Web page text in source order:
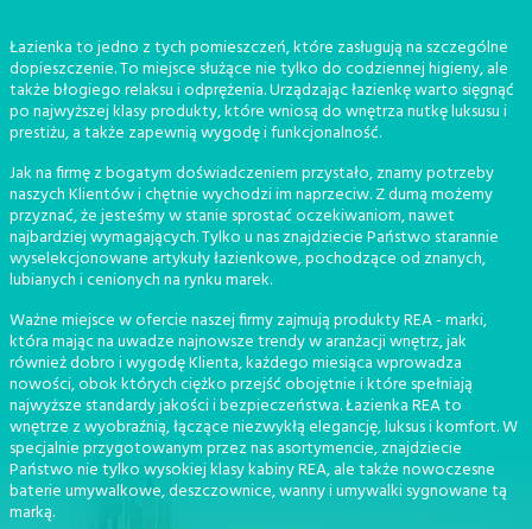
Łazienka to jedno z tych pomieszczeń, które zasługują na szczególne
dopieszczenie. To miejsce służące nie tylko do codziennej higieny, ale
także błogiego relaksu i odprężenia. Urządzając łazienkę warto sięgnąć
po najwyższej klasy produkty, które wniosą do wnętrza nutkę luksusu i
prestiżu, a także zapewnią wygodę i funkcjonalność.
Jak na firmę z bogatym doświadczeniem przystało, znamy potrzeby
naszych Klientów i chętnie wychodzi im naprzeciw. Z dumą możemy
przyznać, że jesteśmy w stanie sprostać oczekiwaniom, nawet
najbardziej wymagających. Tylko u nas znajdziecie Państwo starannie
wyselekcjonowane artykuły łazienkowe, pochodzące od znanych,
lubianych i cenionych na rynku marek.
Ważne miejsce w ofercie naszej firmy zajmują produkty REA - marki,
która mając na uwadze najnowsze trendy w aranżacji wnętrz, jak
również dobro i wygodę Klienta, każdego miesiąca wprowadza
nowości, obok których ciężko przejść obojętnie i które spełniają
najwyższe standardy jakości i bezpieczeństwa. Łazienka REA to
wnętrze z wyobraźnią, łączące niezwykłą elegancję, luksus i komfort. W
specjalnie przygotowanym przez nas asortymencie, znajdziecie
Państwo nie tylko wysokiej klasy kabiny REA, ale także nowoczesne
baterie umywalkowe, deszczownice, wanny i umywalki sygnowane tą
marką.